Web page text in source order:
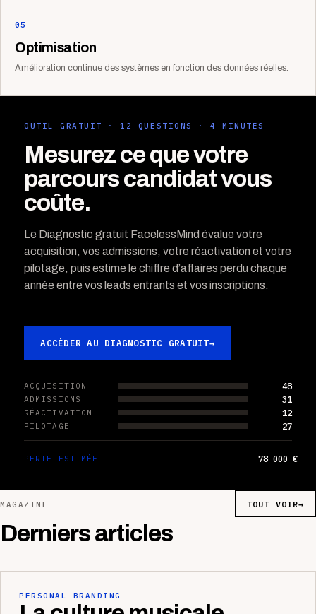
05
Optimisation
Amélioration continue des systèmes en fonction des données réelles.
OUTIL GRATUIT · 12 QUESTIONS · 4 MINUTES
Mesurez ce que votre
parcours candidat vous
coûte.
Le Diagnostic gratuit FacelessMind évalue votre
acquisition, vos admissions, votre réactivation et votre
pilotage, puis estime le chiffre d’affaires perdu chaque
année entre vos leads entrants et vos inscriptions.
ACCÉDER AU DIAGNOSTIC GRATUIT→
ACQUISITION 48
ADMISSIONS 31
RÉACTIVATION 12
PILOTAGE 27
PERTE ESTIMÉE 78 000 €
MAGAZINE
Derniers articles
TOUT VOIR→
PERSONAL BRANDING